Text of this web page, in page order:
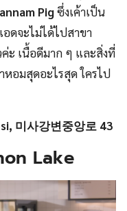
Pigซึ่งเค้าเป็น
ดจะไม่ได้ไปสาขา
ะ เนื้อดีมาก ๆ และสิ่งที่
หอมสุดอะไรสุด ใครไป
미사강변중앙로 43
Lake